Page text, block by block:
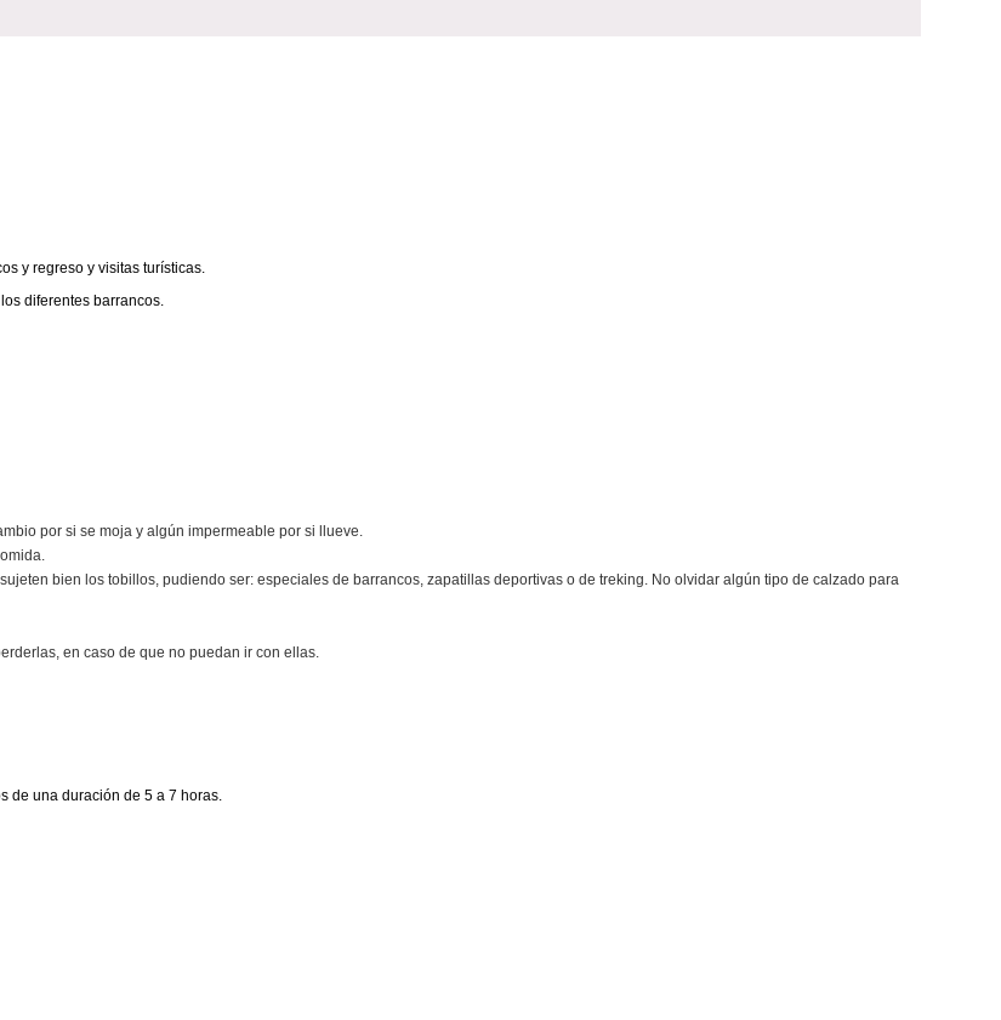
y regreso y visitas turísticas.
diferentes barrancos.
por si se moja y algún impermeable por si llueve.
sujeten bien los tobillos, pudiendo ser: especiales de barrancos, zapatillas deportivas o de treking. No olvidar algún tipo de calzado para
en caso de que no puedan ir con ellas.
de una duración de 5 a 7 horas.